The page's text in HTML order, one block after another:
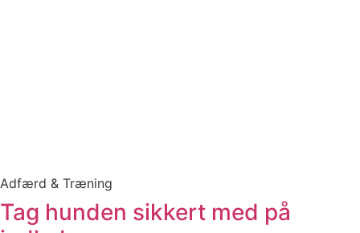
Adfærd & Træning
Tag hunden sikkert med på